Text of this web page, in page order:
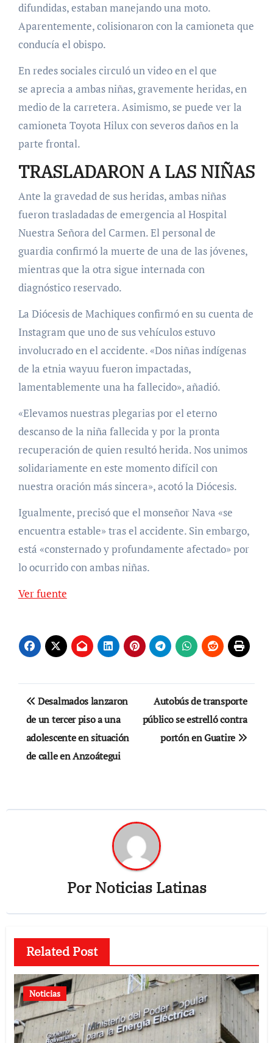
difundidas, estaban manejando una moto.
Aparentemente, colisionaron con la camioneta que
conducía el obispo.
En redes sociales circuló un video en el que
se aprecia a ambas niñas, gravemente heridas, en
medio de la carretera. Asimismo, se puede ver la
camioneta Toyota Hilux con severos daños en la
parte frontal.
TRASLADARON A LAS NIÑAS
Ante la gravedad de sus heridas, ambas niñas
fueron trasladadas de emergencia al Hospital
Nuestra Señora del Carmen. El personal de
guardia confirmó la muerte de una de las jóvenes,
mientras que la otra sigue internada con
diagnóstico reservado.
La Diócesis de Machiques confirmó en su cuenta de
Instagram que uno de sus vehículos estuvo
involucrado en el accidente. «Dos niñas indígenas
de la etnia wayuu fueron impactadas,
lamentablemente una ha fallecido», añadió.
«Elevamos nuestras plegarias por el eterno
descanso de la niña fallecida y por la pronta
recuperación de quien resultó herida. Nos unimos
solidariamente en este momento difícil con
nuestra oración más sincera», acotó la Diócesis.
Igualmente, precisó que el monseñor Nava «se
encuentra estable» tras el accidente. Sin embargo,
está «consternado y profundamente afectado» por
lo ocurrido con ambas niñas.
Ver fuente
Navegación
de
entradas
Desalmados lanzaron
de un tercer piso a una
adolescente en situación
de calle en Anzoátegui
Autobús de transporte
público se estrelló contra
portón en Guatire
PorNoticias Latinas
Related Post
Noticias